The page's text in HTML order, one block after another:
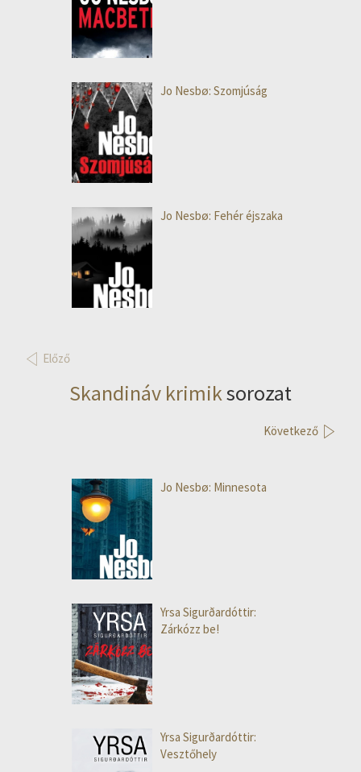
Jo Nesbø: Szomjúság
Jo Nesbø: Fehér éjszaka
Előző
Skandináv krimiksorozat
Következő
Jo Nesbø: Minnesota
Yrsa Sigurðardóttir:
Zárkózz be!
Yrsa Sigurðardóttir:
Vesztőhely